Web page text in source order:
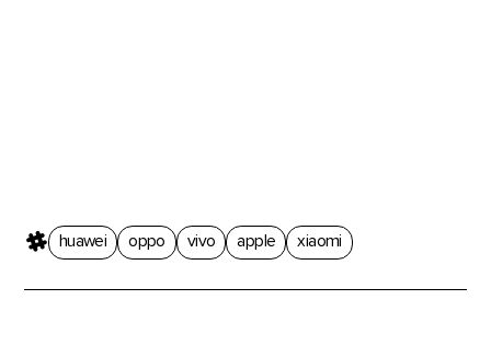
huawei oppo vivo apple xiaomi